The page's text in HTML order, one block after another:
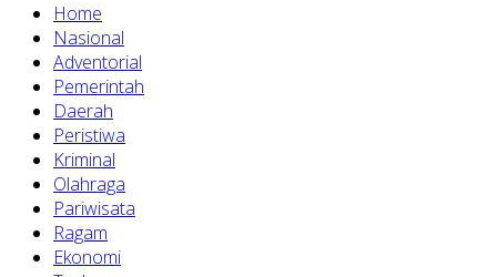
Home
Nasional
Adventorial
Pemerintah
Daerah
Peristiwa
Kriminal
Olahraga
Pariwisata
Ragam
Ekonomi